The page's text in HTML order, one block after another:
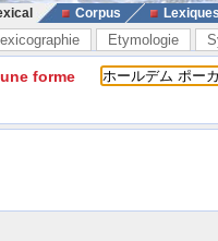
Corpus
Etymologie
forme